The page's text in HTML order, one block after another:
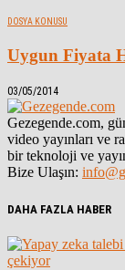
DOSYA KONUSU
Uygun Fiyata
03/05/2014
Gezegende.com,
video yayınları ve
bir teknoloji ve
Bize Ulaşın:
DAHA FAZLA HABER